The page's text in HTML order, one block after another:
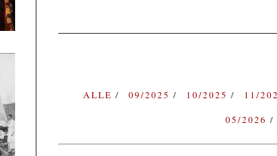
ALLE 09/2025 10/2025 11/
05/2026